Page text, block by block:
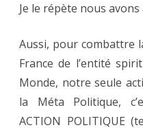
Je le répète nous
Aussi, pour combattre
France de l’entité
Monde, notre seule
la Méta Politique,
ACTION POLITIQUE